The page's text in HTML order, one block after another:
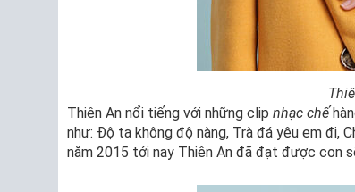
Thiên An nổi tiếng với những clip nhạc chế
như: Độ ta không độ nàng, Trà đá yêu em đi,
năm 2015 tới nay Thiên An đã đạt được con